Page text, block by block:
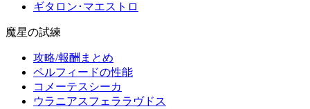
ギタロン･マエストロ
魔星の試練
攻略/報酬まとめ
ペルフィードの性能
コメーテスシーカ
ウラニアスフェララヴドス